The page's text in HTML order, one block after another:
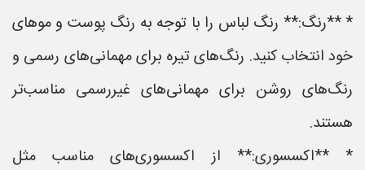
* **رنگ:** رنگ لباس را با توجه به رنگ پوست و موهای
خود انتخاب کنید. رنگ‌های تیره برای مهمانی‌های رسمی و
رنگ‌های روشن برای مهمانی‌های غیررسمی مناسب‌تر
هستند.
* **اکسسوری:** از اکسسوری‌های مناسب مثل